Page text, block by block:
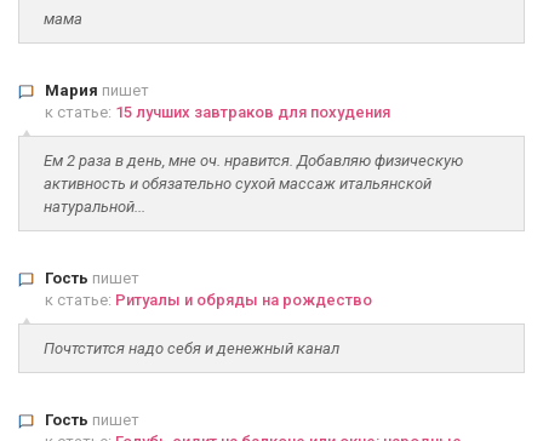
мама
Мария пишет
к статье: 15 лучших завтраков для похудения
Ем 2 раза в день, мне оч. нравится. Добавляю физическую
активность и обязательно сухой массаж итальянской
натуральной...
Гость пишет
к статье: Ритуалы и обряды на рождество
Почтстится надо себя и денежный канал
Гость пишет